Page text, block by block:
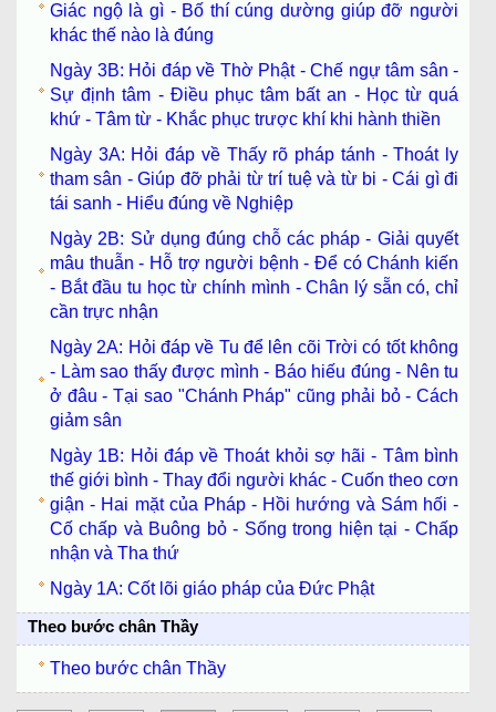
Giác ngộ là gì - Bố thí cúng dường giúp đỡ người
khác thế nào là đúng
Ngày 3B: Hỏi đáp về Thờ Phật - Chế ngự tâm sân -
Sự định tâm - Điều phục tâm bất an - Học từ quá
khứ - Tâm từ - Khắc phục trược khí khi hành thiền
Ngày 3A: Hỏi đáp về Thấy rõ pháp tánh - Thoát ly
tham sân - Giúp đỡ phải từ trí tuệ và từ bi - Cái gì đi
tái sanh - Hiểu đúng về Nghiệp
Ngày 2B: Sử dụng đúng chỗ các pháp - Giải quyết
mâu thuẫn - Hỗ trợ người bệnh - Để có Chánh kiến
- Bắt đầu tu học từ chính mình - Chân lý sẵn có, chỉ
cần trực nhận
Ngày 2A: Hỏi đáp về Tu để lên cõi Trời có tốt không
- Làm sao thấy được mình - Báo hiếu đúng - Nên tu
ở đâu - Tại sao "Chánh Pháp" cũng phải bỏ - Cách
giảm sân
Ngày 1B: Hỏi đáp về Thoát khỏi sợ hãi - Tâm bình
thế giới bình - Thay đổi người khác - Cuốn theo cơn
giận - Hai mặt của Pháp - Hồi hướng và Sám hối -
Cố chấp và Buông bỏ - Sống trong hiện tại - Chấp
nhận và Tha thứ
Ngày 1A: Cốt lõi giáo pháp của Đức Phật
Theo bước chân Thầy
Theo bước chân Thầy